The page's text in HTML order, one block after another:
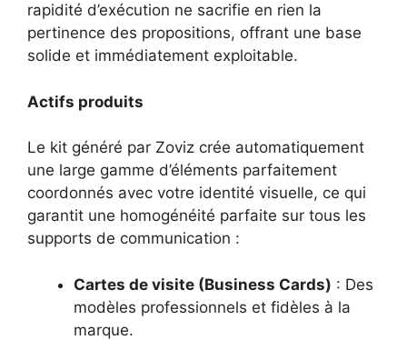
rapidité d’exécution ne sacrifie en rien la
pertinence des propositions, offrant une base
solide et immédiatement exploitable.
Actifs produits
Le kit généré par Zoviz crée automatiquement
une large gamme d’éléments parfaitement
coordonnés avec votre identité visuelle, ce qui
garantit une homogénéité parfaite sur tous les
supports de communication :
Cartes de visite (Business Cards) : Des
modèles professionnels et fidèles à la
marque.